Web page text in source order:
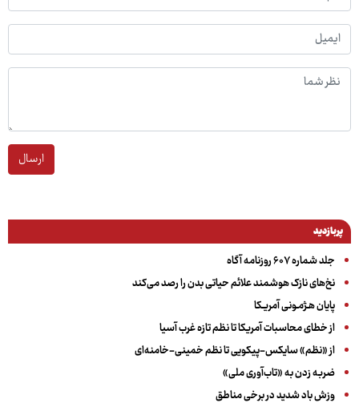
ارسال
پربازدید
جلد شماره ۶۰۷ روزنامه آگاه
نخ‌های نازک هوشمند علائم حیاتی بدن را رصد می‌کند
پایان هـژمـونی آمریـکا
از خطای محاسبات آمریکا تا نظم تازه غرب آسیا
از «نظم» سایکس-پیکویی تا نظم خمینی-خامنه‌ای
ضربه زدن به «تاب‌آوری ملی»
وزش باد شدید در برخی مناطق